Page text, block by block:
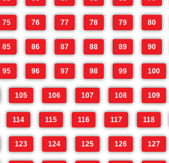
75 76 77 78 79 80
85 86 87 88 89 90
95 96 97 98 99 100
105 106 107 108 109
114 115 116 117 118
123 124 125 126 127